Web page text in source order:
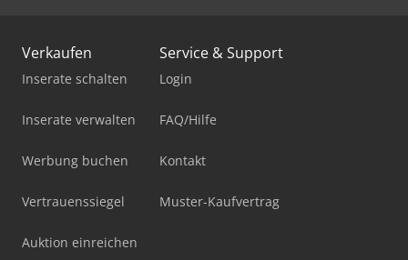
Verkaufen
Inserate schalten
Inserate verwalten
Werbung buchen
Vertrauenssiegel
Auktion einreichen
Service & Support
Login
FAQ/Hilfe
Kontakt
Muster-Kaufvertrag